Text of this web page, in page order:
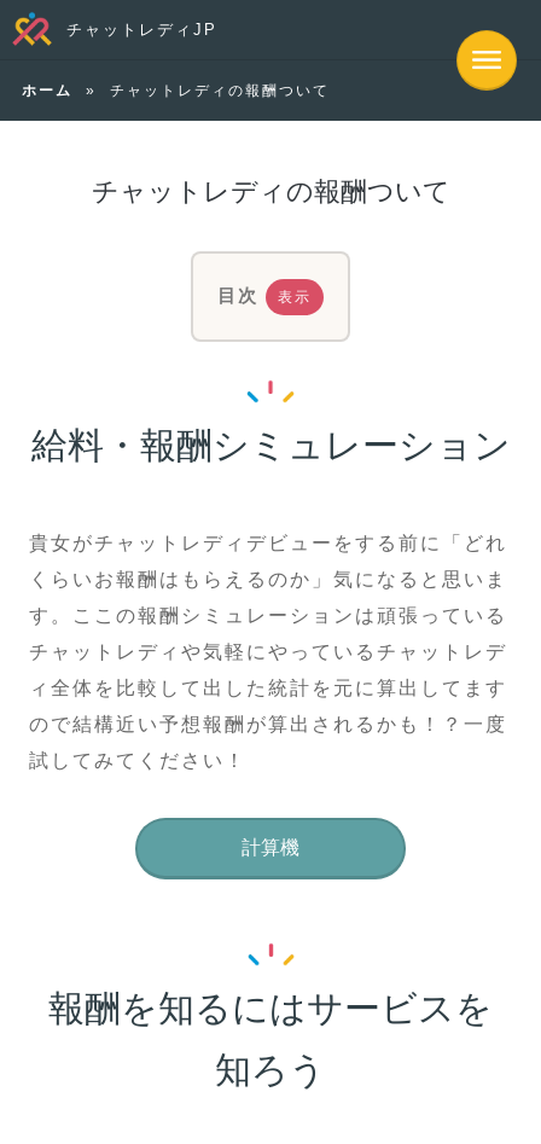
チャットレディJP
ホーム » チャットレディの報酬ついて
チャットレディの報酬ついて
目次 表示
給料・報酬シミュレーション
貴女がチャットレディデビューをする前に「どれ
くらいお報酬はもらえるのか」気になると思いま
す。ここの報酬シミュレーションは頑張っている
チャットレディや気軽にやっているチャットレデ
ィ全体を比較して出した統計を元に算出してます
ので結構近い予想報酬が算出されるかも！？一度
試してみてください！
計算機
報酬を知るにはサービスを
知ろう